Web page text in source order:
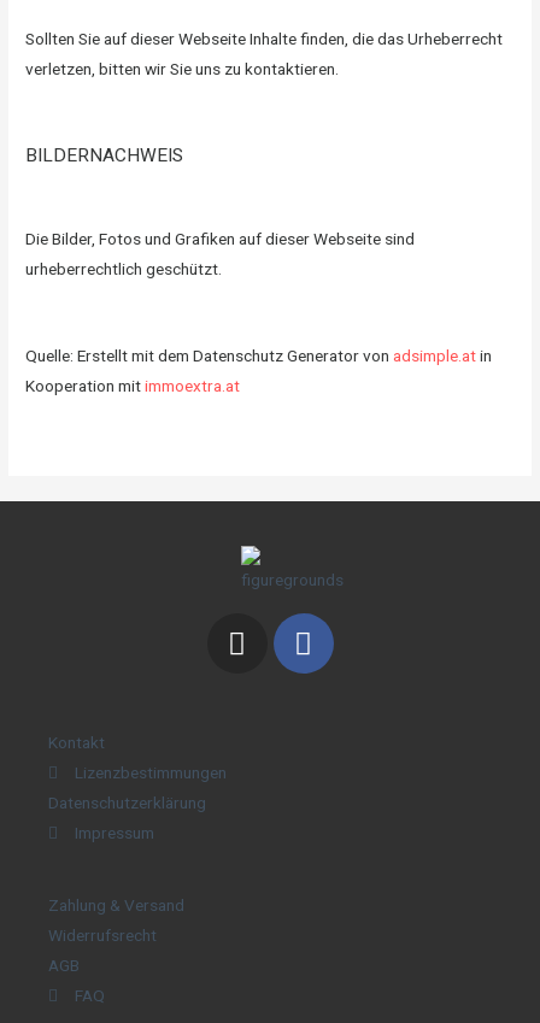
Sollten Sie auf dieser Webseite Inhalte finden, die das Urheberrecht
verletzen, bitten wir Sie uns zu kontaktieren.
BILDERNACHWEIS
Die Bilder, Fotos und Grafiken auf dieser Webseite sind
urheberrechtlich geschützt.
Quelle: Erstellt mit dem Datenschutz Generator von adsimple.atin
Kooperation mitimmoextra.at
Kontakt
Lizenzbestimmungen
Datenschutzerklärung
Impressum
Zahlung & Versand
Widerrufsrecht
AGB
FAQ